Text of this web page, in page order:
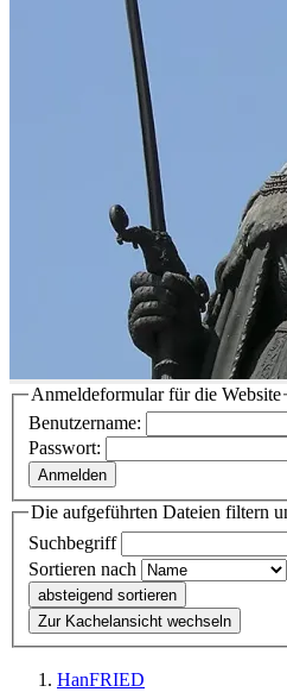
Anmeldeformular für die Website
Benutzername:
Passwort:
Anmelden
Die aufgeführten Dateien filtern
Suchbegriff
Sortieren nach
absteigend sortieren
Zur Kachelansicht wechseln
HanFRIED